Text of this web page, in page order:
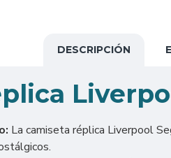
DESCRIPCIÓN
La camiseta réplica Liverpool